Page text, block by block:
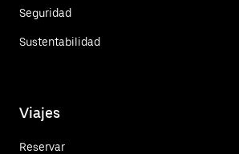
Seguridad
Sustentabilidad
Viajes
Reservar